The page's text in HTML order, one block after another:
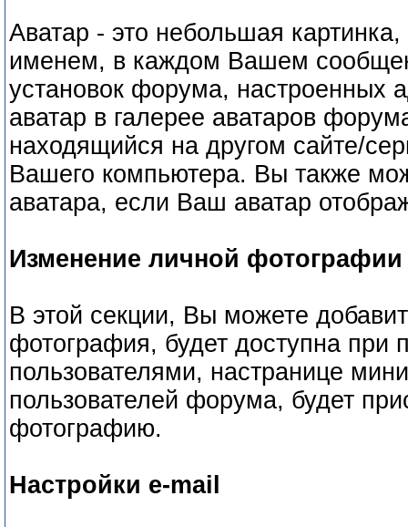
Аватар - это небольшая
именем, в каждом Вашем
установок форума, настроенных
аватар в галерее аватаров
находящийся на другом сайте/
Вашего компьютера. Вы также
аватара, если Ваш аватар
Изменение личной фотографии
В этой секции, Вы можете
фотография, будет доступна
пользователями, настранице
пользователей форума, будет
фотографию.
Настройки e-mail